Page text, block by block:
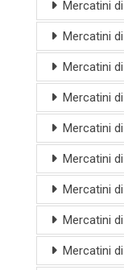
Mercatini
Mercatini
Mercatini
Mercatini
Mercatini
Mercatini
Mercatini
Mercatini
Mercatini